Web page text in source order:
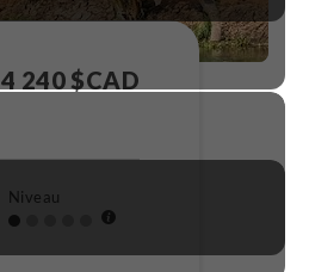
4 240 $CAD
Niveau